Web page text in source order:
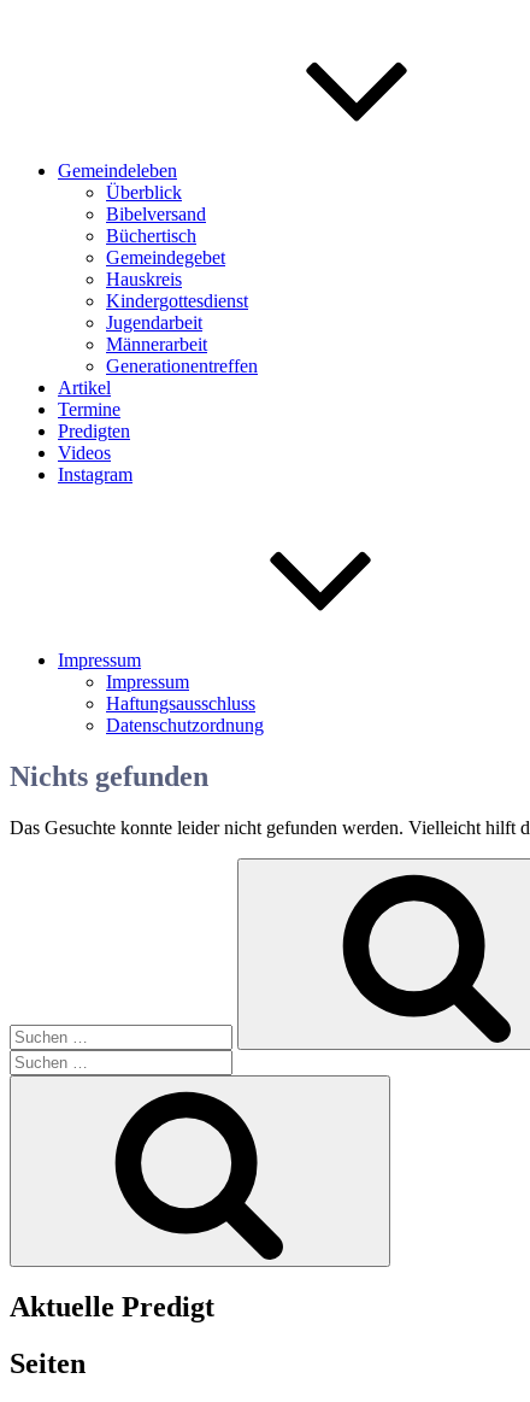
Gemeindeleben
Überblick
Bibelversand
Büchertisch
Gemeindegebet
Hauskreis
Kindergottesdienst
Jugendarbeit
Männerarbeit
Generationentreffen
Artikel
Termine
Predigten
Videos
Instagram
Impressum
Impressum
Haftungsausschluss
Datenschutzordnung
Nichts gefunden
Das Gesuchte konnte leider nicht gefunden werden. Vielleicht hilft
Suchen
nach:
Aktuelle Predigt
Seiten